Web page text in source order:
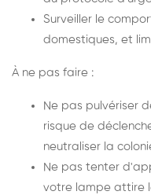
Surveiller le
domestiques, et
À ne pas faire :
Ne pas pulvériser
risque de
neutraliser la
Ne pas tenter
votre lampe attire